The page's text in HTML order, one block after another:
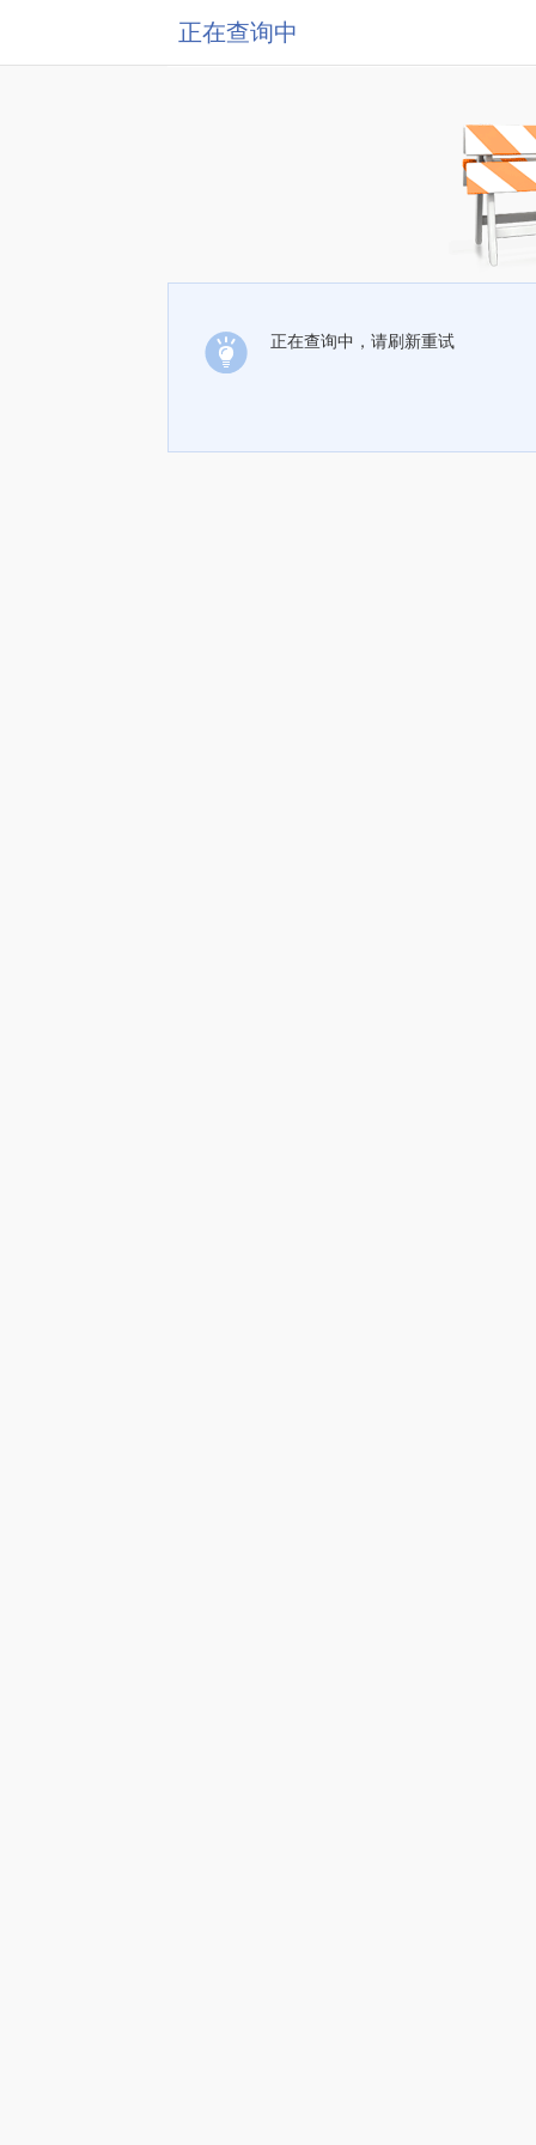
正在查询中
正在查询中，请刷新重试